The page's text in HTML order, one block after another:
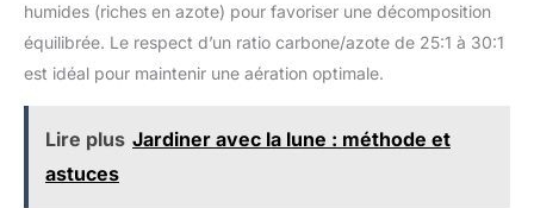
humides (riches en azote) pour favoriser une décomposition
équilibrée. Le respect d’un ratio carbone/azote de 25:1 à 30:1
est idéal pour maintenir une aération optimale.
Lire plus Jardiner avec la lune : méthode et
astuces